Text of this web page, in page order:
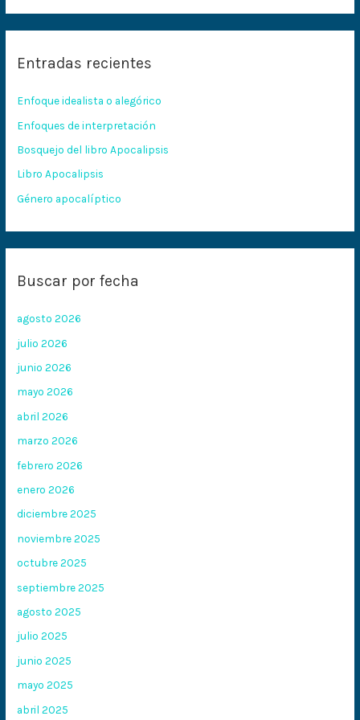
a
p
o
r
:
Entradas recientes
Enfoque idealista o alegórico
Enfoques de interpretación
Bosquejo del libro Apocalipsis
Libro Apocalipsis
Género apocalíptico
Buscar por fecha
agosto 2026
julio 2026
junio 2026
mayo 2026
abril 2026
marzo 2026
febrero 2026
enero 2026
diciembre 2025
noviembre 2025
octubre 2025
septiembre 2025
agosto 2025
julio 2025
junio 2025
mayo 2025
abril 2025